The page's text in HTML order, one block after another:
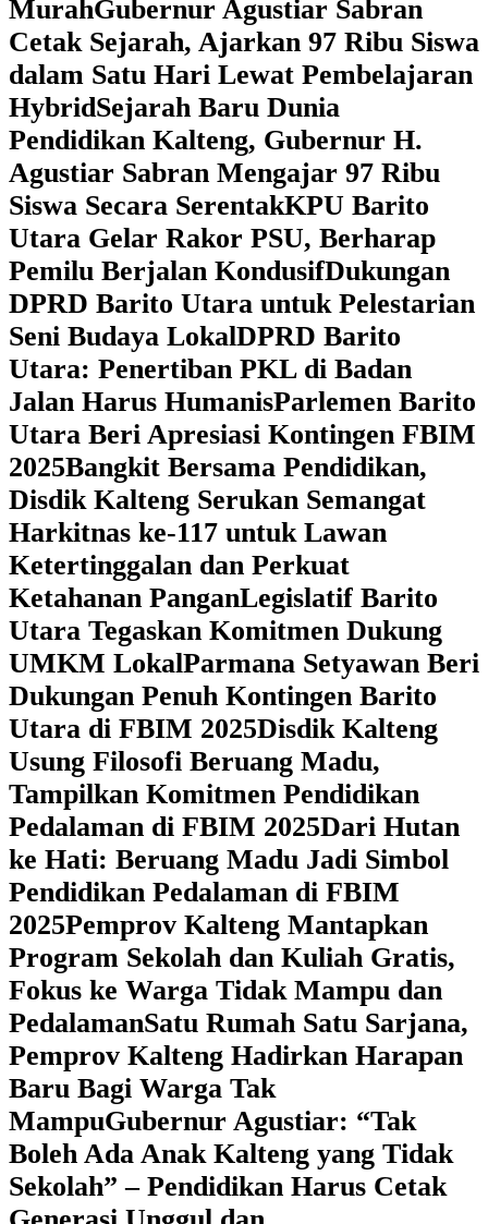
MurahGubernur Agustiar Sabran
Cetak Sejarah, Ajarkan 97 Ribu Siswa
dalam Satu Hari Lewat Pembelajaran
HybridSejarah Baru Dunia
Pendidikan Kalteng, Gubernur H.
Agustiar Sabran Mengajar 97 Ribu
Siswa Secara SerentakKPU Barito
Utara Gelar Rakor PSU, Berharap
Pemilu Berjalan KondusifDukungan
DPRD Barito Utara untuk Pelestarian
Seni Budaya LokalDPRD Barito
Utara: Penertiban PKL di Badan
Jalan Harus HumanisParlemen Barito
Utara Beri Apresiasi Kontingen FBIM
2025‎Bangkit Bersama Pendidikan,
Disdik Kalteng Serukan Semangat
Harkitnas ke-117 untuk Lawan
Ketertinggalan dan Perkuat
Ketahanan PanganLegislatif Barito
Utara Tegaskan Komitmen Dukung
UMKM LokalParmana Setyawan Beri
Dukungan Penuh Kontingen Barito
Utara di FBIM 2025Disdik Kalteng
Usung Filosofi Beruang Madu,
Tampilkan Komitmen Pendidikan
Pedalaman di FBIM 2025‎Dari Hutan
ke Hati: Beruang Madu Jadi Simbol
Pendidikan Pedalaman di FBIM
2025‎Pemprov Kalteng Mantapkan
Program Sekolah dan Kuliah Gratis,
Fokus ke Warga Tidak Mampu dan
Pedalaman‎Satu Rumah Satu Sarjana,
Pemprov Kalteng Hadirkan Harapan
Baru Bagi Warga Tak
Mampu‎Gubernur Agustiar: “Tak
Boleh Ada Anak Kalteng yang Tidak
Sekolah” – Pendidikan Harus Cetak